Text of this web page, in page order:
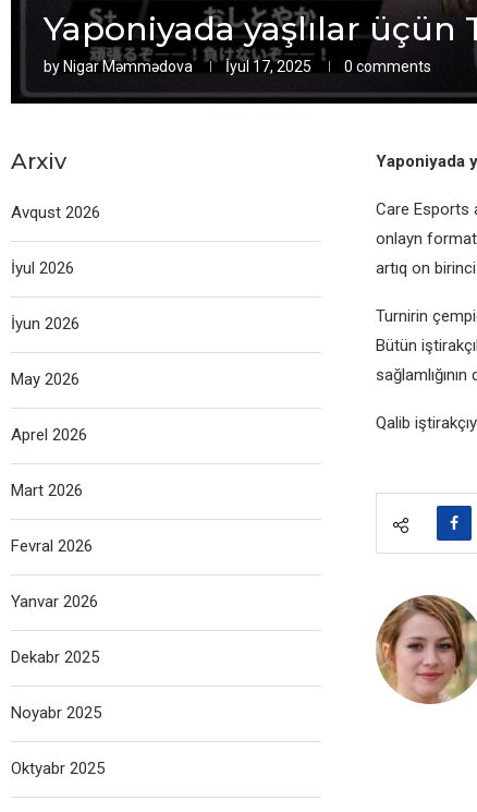
Yaponiyada yaşlılar
byNigar Məmmədova İyul 17, 2025 0 comments
Yaponiyada
Care Esports
onlayn
artıq on
Turnirin
Bütün
Qalib
Arxiv
Avqust 2026
İyul 2026
İyun 2026
May 2026
Aprel 2026
Mart 2026
Fevral 2026
Yanvar 2026
Dekabr 2025
Noyabr 2025
Oktyabr 2025